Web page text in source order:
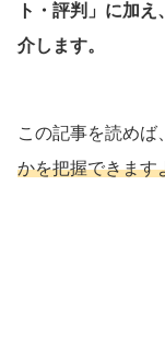
ト・評判」に加
介します。
この記事を読めば、
かを把握できます